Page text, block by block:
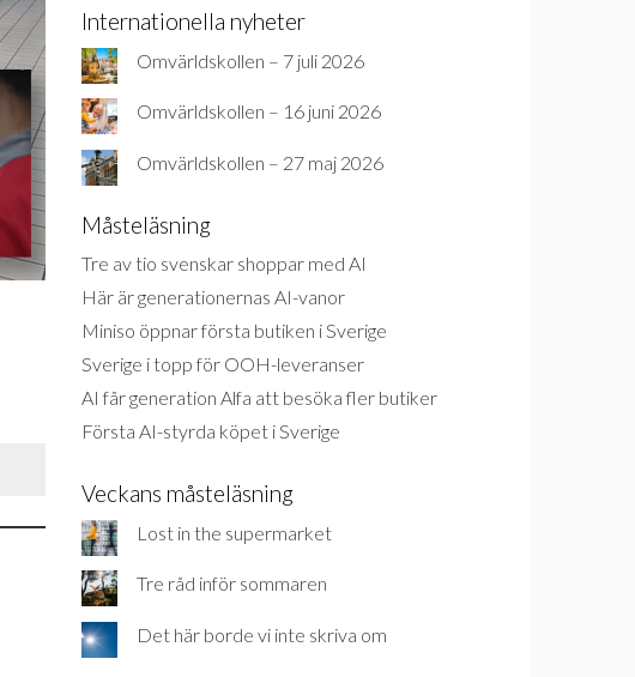
Internationella nyheter
Omvärldskollen – 7 juli 2026
Omvärldskollen – 16 juni 2026
Omvärldskollen – 27 maj 2026
Måsteläsning
Tre av tio svenskar shoppar med AI
Här är generationernas AI-vanor
Miniso öppnar första butiken i Sverige
Sverige i topp för OOH-leveranser
AI får generation Alfa att besöka fler butiker
Första AI-styrda köpet i Sverige
Veckans måsteläsning
Lost in the supermarket
Tre råd inför sommaren
Det här borde vi inte skriva om